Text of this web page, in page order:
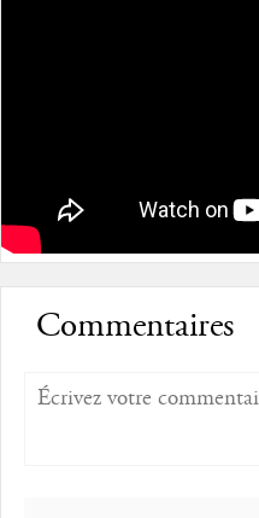
Commentaires